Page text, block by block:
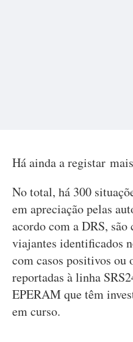
Há ainda a registar
No total, há 300
em apreciação pelas
acordo com a DRS,
viajantes identificados
com casos positivos ou
reportadas à linha
EPERAM que têm
em curso.